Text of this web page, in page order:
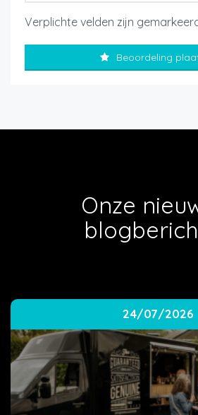
Verplichte velden zijn
Beoordeling
Onze
24/07/2026